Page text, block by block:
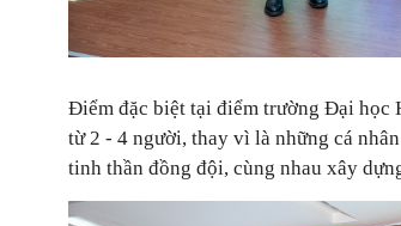
Điểm đặc biệt tại điểm trường Đại học
từ 2 - 4 người, thay vì là những cá
tinh thần đồng đội, cùng nhau xây